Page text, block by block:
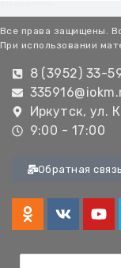
Все права защищены.
При использовании
8 (3952) 33-
Иркутск, ул.
9:00 - 17:00
Обратная связь